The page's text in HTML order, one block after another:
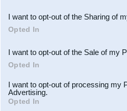
Downstream Participants
third parties.
I want to opt-out of the Sharing of
Opted In
I want to opt-out of the Sale of my
Opted In
I want to opt-out of processing my
Advertising.
Opted In